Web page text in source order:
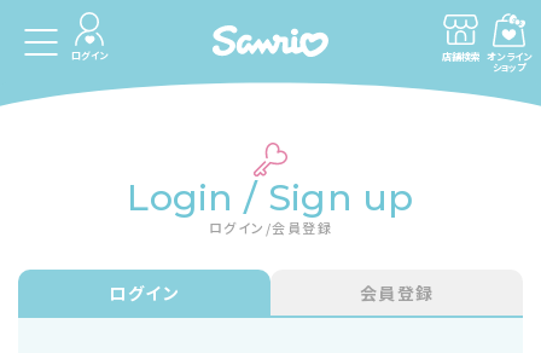
ログイン 店舗検索 オンライン
ショップ
Login / Sign up
ログイン/会員登録
ログイン 会員登録